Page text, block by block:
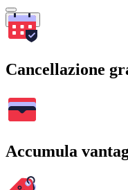
Cerca
Cancellazione
Accumula